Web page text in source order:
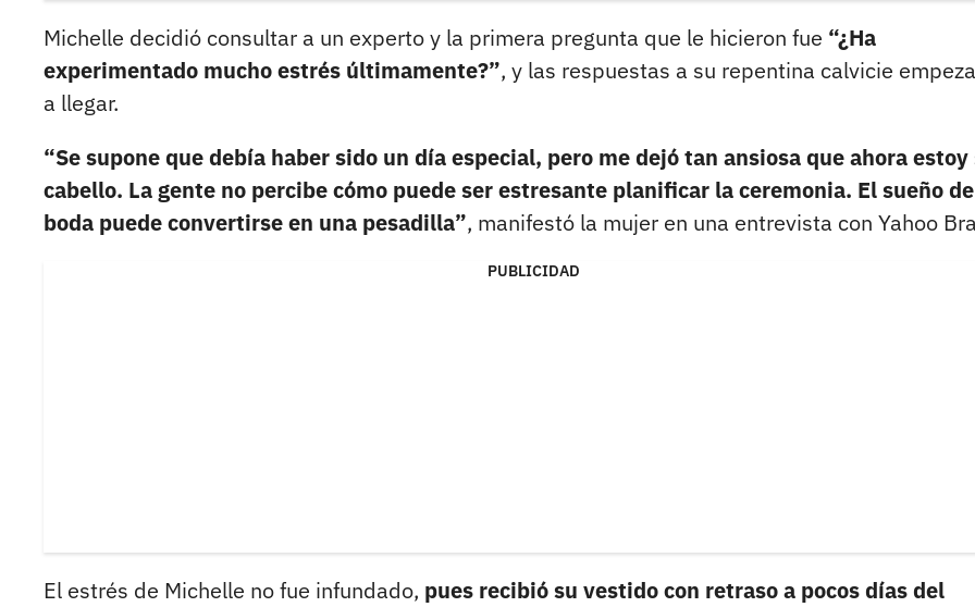
Michelle decidió consultar a un experto y la primera pregunta que le hicieron fue “¿Ha
experimentado mucho estrés últimamente?”, y las respuestas a su repentina calvicie
a llegar.
“Se supone que debía haber sido un día especial, pero me dejó tan ansiosa que ahora
cabello. La gente no percibe cómo puede ser estresante planificar la ceremonia. El sueño
boda puede convertirse en una pesadilla”, manifestó la mujer en una entrevista con Yahoo
PUBLICIDAD
El estrés de Michelle no fue infundado, pues recibió su vestido con retraso a pocos días del